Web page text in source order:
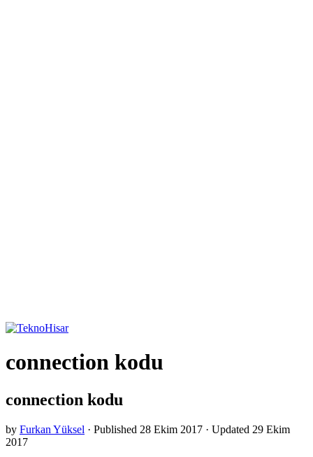
connection kodu
connection kodu
by Furkan Yüksel · Published 28 Ekim 2017 · Updated 29 Ekim
2017